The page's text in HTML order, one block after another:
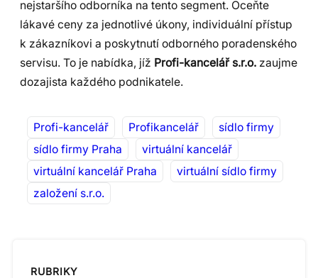
nejstaršího odborníka na tento segment. Oceňte
lákavé ceny za jednotlivé úkony, individuální přístup
k zákazníkovi a poskytnutí odborného poradenského
servisu. To je nabídka, jíž Profi-kancelář s.r.o. zaujme
dozajista každého podnikatele.
Profi-kancelář Profikancelář
sídlo firmy
sídlo firmy Praha
virtuální kancelář
virtuální kancelář Praha
virtuální sídlo firmy
založení s.r.o.
RUBRIKY